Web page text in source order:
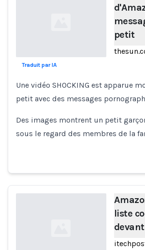
petit
Traduit par IA
Une vidéo SHOCKING est apparue
petit avec des messages
Des images montrent un petit
sous le regard des membres de la
liste